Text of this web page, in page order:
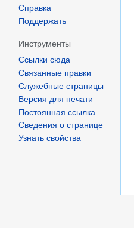
Справка
Поддержать
Инструменты
Ссылки сюда
Связанные правки
Служебные страницы
Версия для печати
Постоянная ссылка
Сведения о странице
Узнать свойства